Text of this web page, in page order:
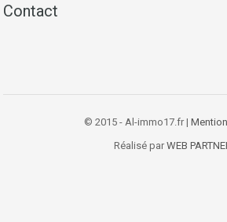
Contact
© 2015 - Al-immo17.fr |
Réalisé par WEB